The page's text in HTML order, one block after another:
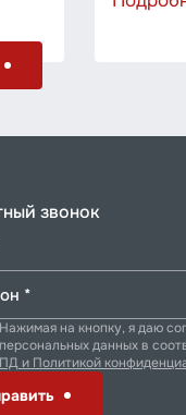
звонок
*
Нажимая на кнопку, я даю
персональных данных в
ПД и Политикой